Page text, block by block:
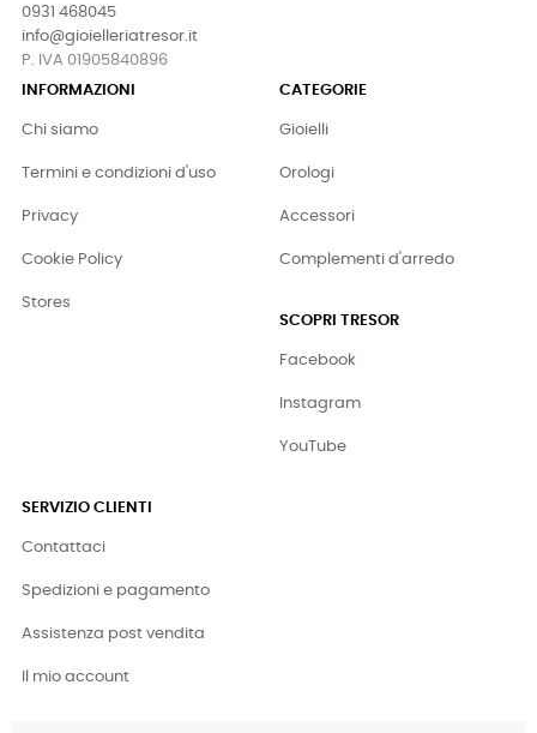
0931 468045
info@gioielleriatresor.it
P. IVA 01905840896
INFORMAZIONI
Chi siamo
Termini e condizioni d'uso
Privacy
Cookie Policy
Stores
CATEGORIE
Gioielli
Orologi
Accessori
Complementi d'arredo
SCOPRI TRESOR
Facebook
Instagram
YouTube
SERVIZIO CLIENTI
Contattaci
Spedizioni e pagamento
Assistenza post vendita
Il mio account